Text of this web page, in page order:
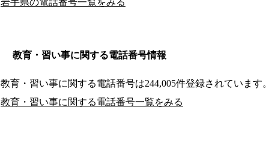
教育・習い事に関する電話番号情報
教育・習い事に関する電話番号は244,005件登録されています
教育・習い事に関する電話番号一覧をみる